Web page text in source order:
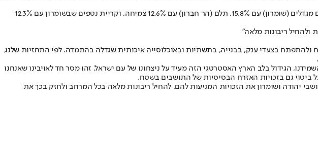
היישוב שרשם את הצמיחה המשמעותית ביותר באחוזים הוא היישוב נחליאל (בנימין) עם 24.6% צמיחה, אחריו היישובים מגדלים (שומרון) עם 15.8%, תלם (הר חברון) עם 12.6% צמיחה, וקריית נטפים שבשומרון עם 12.3%
ולהתפתח בצעדי ענק, בבנייה, בתשתיות ובאוכלוסייה איכותית שגדלה בהתמדה. לפי התחזיות שלנו,
הגידול בלב הארץ האסטרטגי הזה מעיד על ניצחונו של עם ישראל. זהו מסר חד לאויבינו שאנחנו
ביטוי גם בזכויות האזרח הבסיסיות של התושבים בשטח.
להעניק לתושבי יהודה ושומרון את הזכויות המגיעות להם, להחיל ריבונות מלאה בכל המרחב ולחזק בכך את